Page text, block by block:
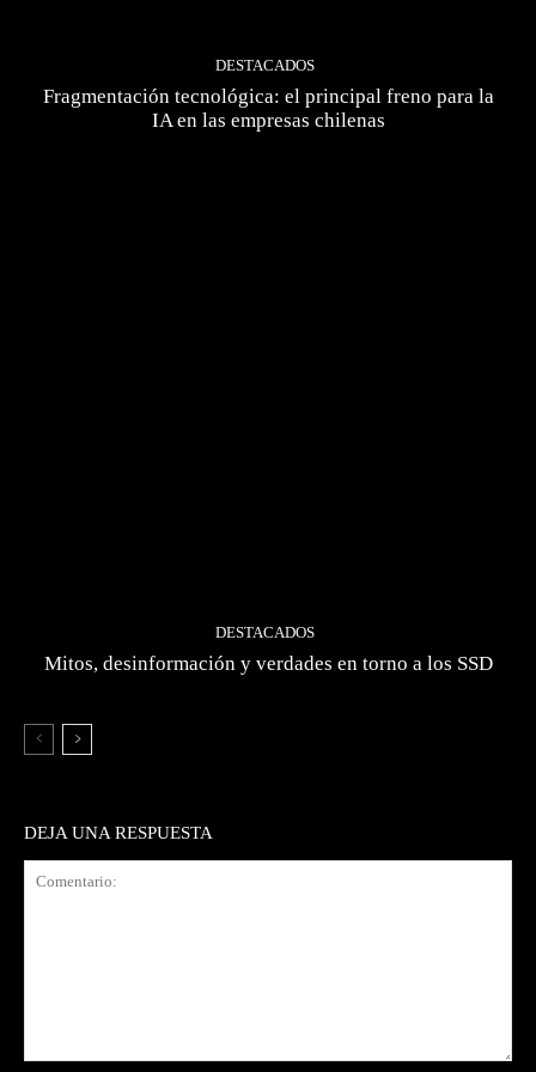
DESTACADOS
Fragmentación tecnológica: el principal freno para la
IA en las empresas chilenas
DESTACADOS
Mitos, desinformación y verdades en torno a los SSD
DEJA UNA RESPUESTA